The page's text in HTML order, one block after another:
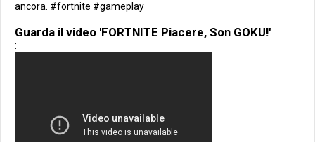
ancora. #fortnite #gameplay
Guarda il video 'FORTNITE Piacere, Son GOKU!'
: